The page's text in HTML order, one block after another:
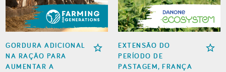
GORDURA ADICIONAL
NA RAÇÃO PARA
AUMENTAR A
EXTENSÃO DO
PERÍODO DE
PASTAGEM, FRANÇA